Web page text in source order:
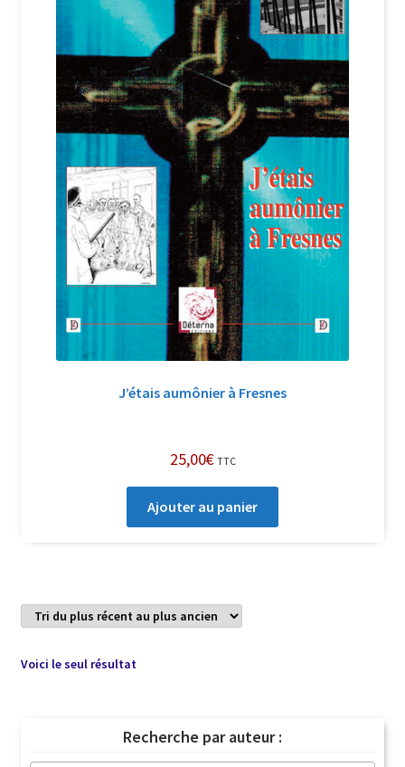
Login Customizer
Newsletter
Nous Contacter
Politique de confidentialité et cookies
Qui sommes-nous ?
Soutien à Philippe Randa
Suivi de la Commande
J’étais aumônier à Fresnes
25,00€ TTC
Ajouter au panier
Voici le seul résultat
Recherche par auteur :